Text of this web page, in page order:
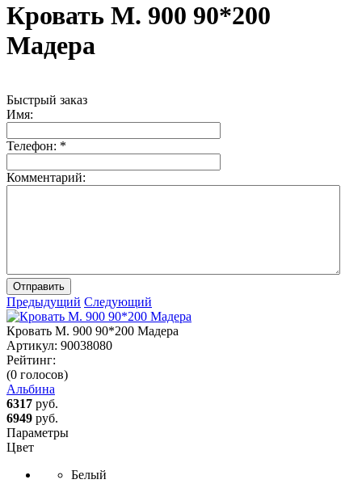
Кровать М. 900 90*200
Мадера
Быстрый заказ
Имя:
Телефон: *
Комментарий:
Отправить
Предыдущий Следующий
Кровать М. 900 90*200 Мадера
Артикул: 90038080
Рейтинг:
(0 голосов)
Альбина
6317 руб.
6949 руб.
Параметры
Цвет
Белый